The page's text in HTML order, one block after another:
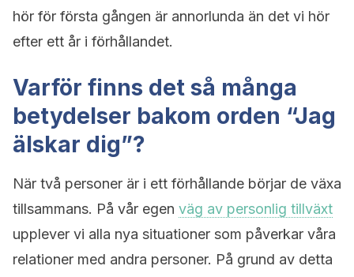
hör för första gången är annorlunda än det vi hör
efter ett år i förhållandet.
Varför finns det så många
betydelser bakom orden “Jag
älskar dig”?
När två personer är i ett förhållande börjar de växa
tillsammans. På vår egen väg av personlig tillväxt
upplever vi alla nya situationer som påverkar våra
relationer med andra personer. På grund av detta